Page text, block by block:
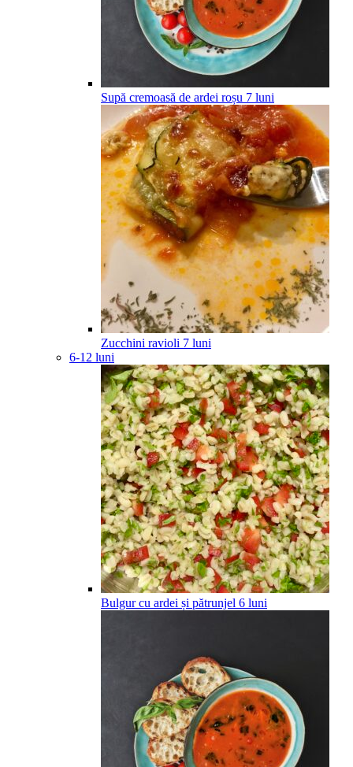
Supă cremoasă de ardei roșu 7 luni
Zucchini ravioli 7 luni
6-12 luni
Bulgur cu ardei și pătrunjel 6 luni